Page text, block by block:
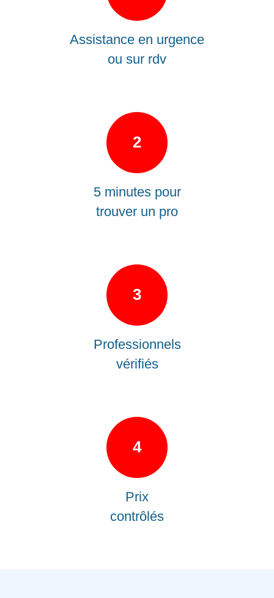
Assistance en urgence
ou sur rdv
2
5 minutes pour
trouver un pro
3
Professionnels
vérifiés
4
Prix
contrôlés